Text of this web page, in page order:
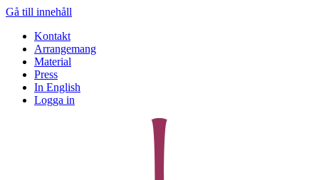
Gå till innehåll
Kontakt
Arrangemang
Material
Press
In English
Logga in